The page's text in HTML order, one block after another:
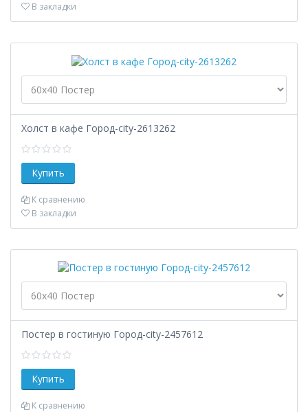
В закладки
Холст в кафе Город-city-2613262
К сравнению
В закладки
Постер в гостиную Город-city-2457612
К сравнению